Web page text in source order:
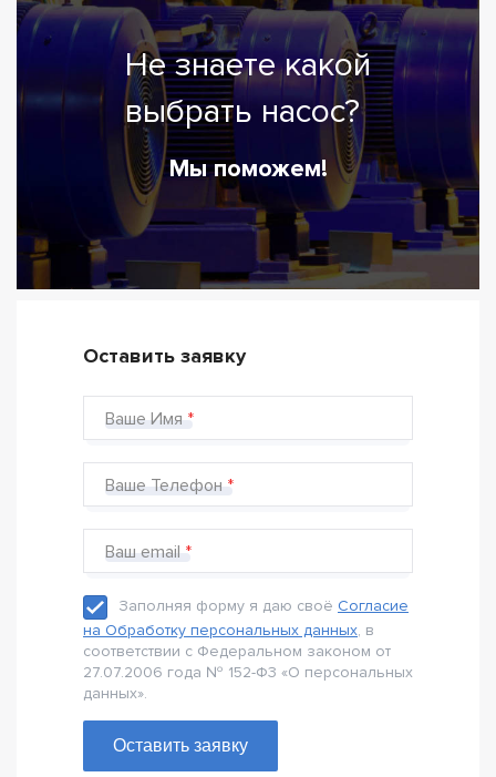
Не знаете какой
выбрать насос?
Мы поможем!
Оставить заявку
Ваше Имя
Ваше Телефон
Ваш email
Заполняя форму я даю своё Согласие
на Обработку персональных данных, в
соответствии с Федеральном законом от
27.07.2006 года № 152-Ф3 «О персональных
данных».
Оставить заявку